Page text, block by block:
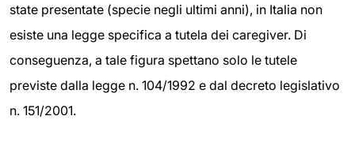
state presentate (specie negli ultimi anni), in Italia non
esiste una legge specifica a tutela dei caregiver. Di
conseguenza, a tale figura spettano solo le tutele
previste dalla legge n. 104/1992 e dal decreto legislativo
n. 151/2001.